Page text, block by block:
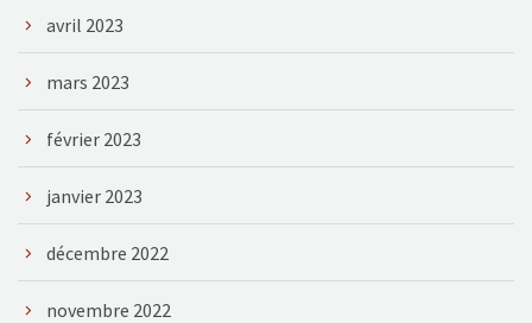
avril 2023
mars 2023
février 2023
janvier 2023
décembre 2022
novembre 2022